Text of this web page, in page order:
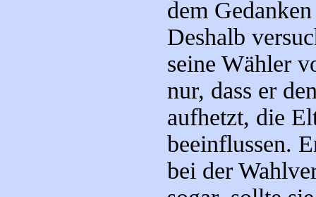
dem
Deshalb
seine Wähler
nur, dass er
aufhetzt, die
beeinflussen.
bei der